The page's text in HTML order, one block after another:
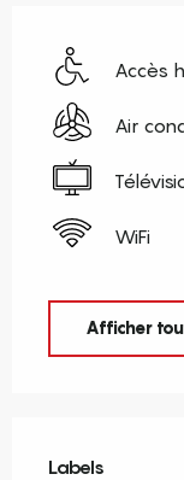
Accès
Air
WiFi
Afficher
Labels
Labels